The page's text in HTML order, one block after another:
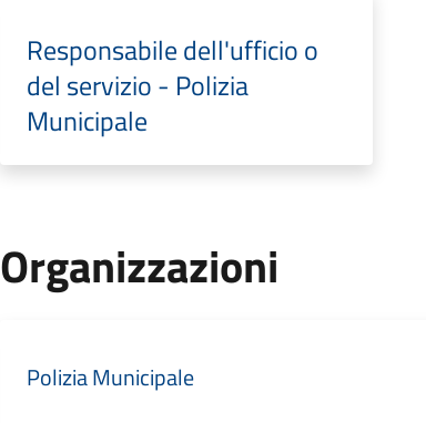
Responsabile dell'ufficio o
del servizio - Polizia
Municipale
Organizzazioni
Polizia Municipale